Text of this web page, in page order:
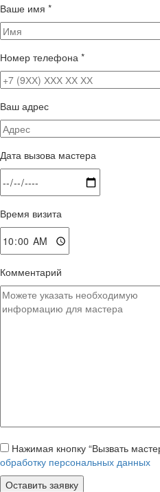
Ваше имя *
Номер телефона *
Ваш адрес
Дата вызова мастера
Время визита
Комментарий
Нажимая кнопку “Вызвать
обработку персональных данных